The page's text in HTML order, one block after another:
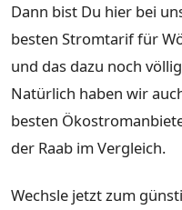
Dann bist Du hier bei
besten Stromtarif für
und das dazu noch
Natürlich haben wir
besten
der Raab im Vergleich.
Wechsle jetzt zum